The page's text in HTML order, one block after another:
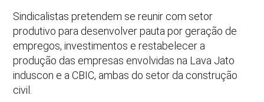
Sindicalistas pretendem se reunir com setor
produtivo para desenvolver pauta por geração de
empregos, investimentos e restabelecer a
produção das empresas envolvidas na Lava Jato
induscon e a CBIC, ambas do setor da construção
civil.